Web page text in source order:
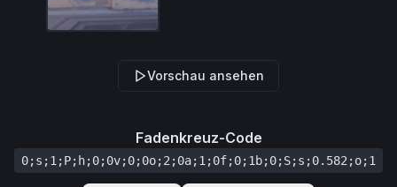
Vorschau ansehen
Fadenkreuz-Code
0;s;1;P;h;0;0v;0;0o;2;0a;1;0f;0;1b;0;S;s;0.582;o;1